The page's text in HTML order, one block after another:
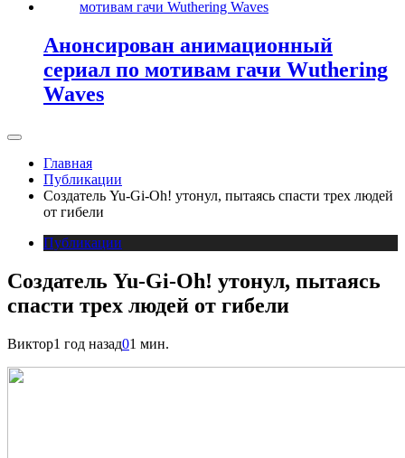
Анонсирован анимационный
сериал по мотивам гачи Wuthering
Waves
Главная
Публикации
Создатель Yu-Gi-Oh! утонул, пытаясь спасти трех людей
от гибели
Публикации
Создатель Yu-Gi-Oh! утонул, пытаясь
спасти трех людей от гибели
Виктор1 год назад01 мин.